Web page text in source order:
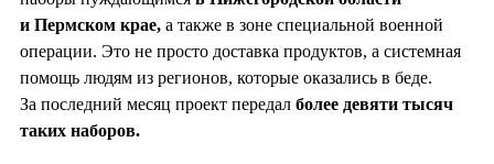
и Пермском крае, а также в зоне специальной военной
операции. Это не просто доставка продуктов, а системная
помощь людям из регионов, которые оказались в беде.
За последний месяц проект передал более девяти тысяч
таких наборов.